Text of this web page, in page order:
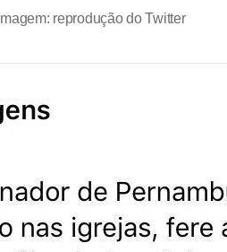
Imagem: reprodução do Twitter